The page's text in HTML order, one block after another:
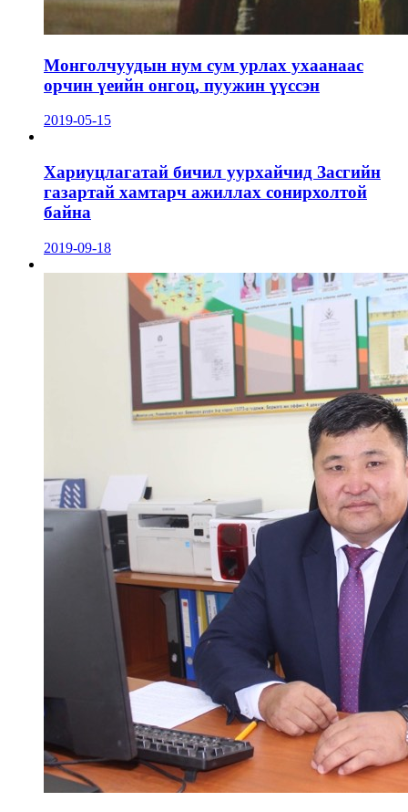
Монголчуудын нум сум урлах ухаанаас
орчин үеийн онгоц, пуужин үүссэн
2019-05-15
Хариуцлагатай бичил уурхайчид Засгийн
газартай хамтарч ажиллах сонирхолтой
байна
2019-09-18